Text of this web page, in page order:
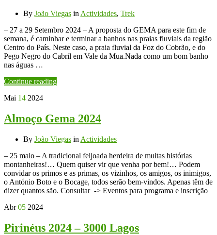
By João Viegas inActividades, Trek
– 27 a 29 Setembro 2024 – A proposta do GEMA para este fim de
semana, é caminhar e terminar a banhos nas praias fluviais da região
Centro do País. Neste caso, a praia fluvial da Foz do Cobrão, e do
Pego Negro do Cabril em Vale da Mua.Nada como um bom banho
nas águas …
Continue reading
Mai 14 2024
Almoço Gema 2024
By João Viegas in Actividades
– 25 maio – A tradicional feijoada herdeira de muitas histórias
montanheiras!… Quem quiser vir que venha por bem!… Podem
convidar os primos e as primas, os vizinhos, os amigos, os inimigos,
o António Boto e o Bocage, todos serão bem-vindos. Apenas têm de
dizer quantos são. Consultar -> Eventos para programa e inscrição
Abr 05 2024
Pirinéus 2024 – 3000 Lagos